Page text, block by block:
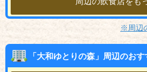
※周辺
「大和ゆとりの森」周辺のお